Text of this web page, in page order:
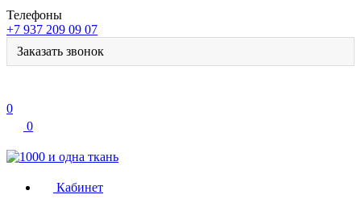
Телефоны
+7 937 209 09 07
Заказать звонок
0
0
Кабинет